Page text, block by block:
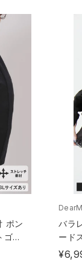
ポン
ム
バラ
ード